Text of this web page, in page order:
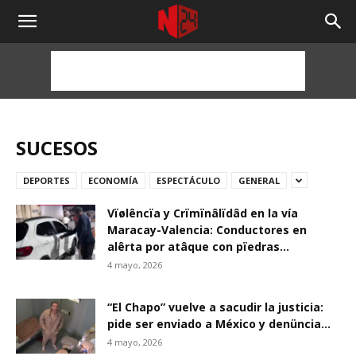
NOTICIAS
HORAS
SUCESOS
DEPORTES ECONOMÍA ESPECTÁCULO GENERAL
Vïølêncïa y Crïmïnâlïdâd en la vía
Maracay-Valencia: Conductores en
alêrta por atâque con pïedras...
4 mayo, 2026
“El Chapo” vuelve a sacudir la justicia:
pide ser enviado a México y denüncia...
4 mayo, 2026